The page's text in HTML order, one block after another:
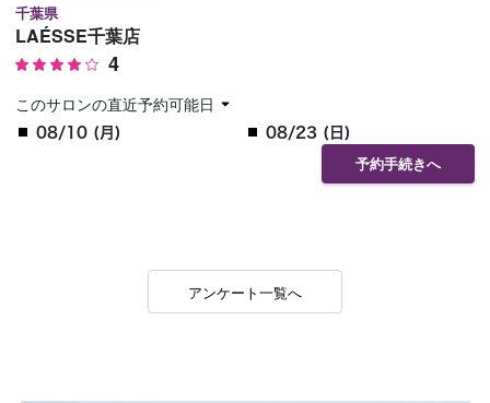
千葉県
LAÉSSE千葉店
4
このサロンの直近予約可能日
08/10 (月) 08/23 (日)
予約手続きへ
アンケート一覧へ